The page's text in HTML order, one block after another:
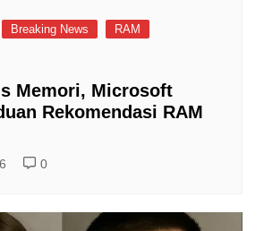
Breaking News
RAM
Memori, Microsoft
Rekomendasi RAM
0